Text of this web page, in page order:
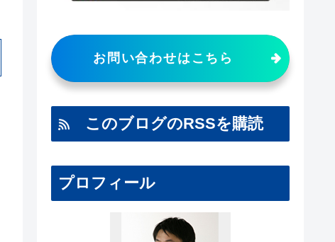
お問い合わせはこちら
このブログのRSSを購読
プロフィール